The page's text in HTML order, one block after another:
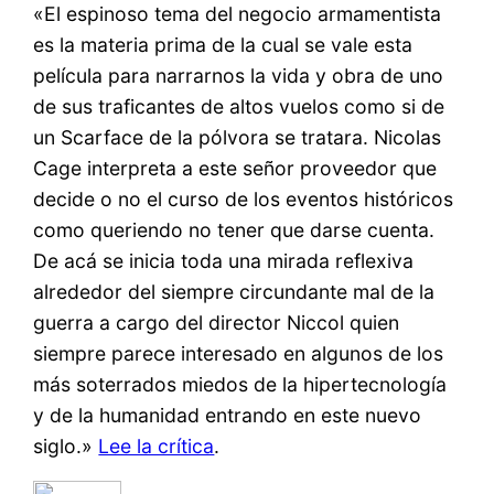
«El espinoso tema del negocio armamentista
es la materia prima de la cual se vale esta
película para narrarnos la vida y obra de uno
de sus traficantes de altos vuelos como si de
un Scarface de la pólvora se tratara. Nicolas
Cage interpreta a este señor proveedor que
decide o no el curso de los eventos históricos
como queriendo no tener que darse cuenta.
De acá se inicia toda una mirada reflexiva
alrededor del siempre circundante mal de la
guerra a cargo del director Niccol quien
siempre parece interesado en algunos de los
más soterrados miedos de la hipertecnología
y de la humanidad entrando en este nuevo
siglo.» Lee la crítica.